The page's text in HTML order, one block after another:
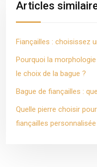
Articles
Fiançailles : choisissez
Pourquoi la
le choix de la bague ?
Bague de fiançailles :
Quelle pierre choisir
fiançailles personnalisée